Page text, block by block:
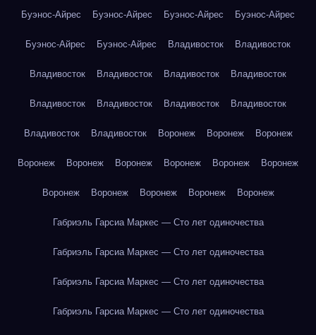
Буэнос-Айрес Буэнос-Айрес Буэнос-Айрес Буэнос-Айрес
Буэнос-Айрес Буэнос-Айрес Владивосток Владивосток
Владивосток Владивосток Владивосток Владивосток
Владивосток Владивосток Владивосток Владивосток
Владивосток Владивосток Воронеж Воронеж Воронеж
Воронеж Воронеж Воронеж Воронеж Воронеж Воронеж
Воронеж Воронеж Воронеж Воронеж Воронеж
Габриэль Гарсиа Маркес — Сто лет одиночества
Габриэль Гарсиа Маркес — Сто лет одиночества
Габриэль Гарсиа Маркес — Сто лет одиночества
Габриэль Гарсиа Маркес — Сто лет одиночества